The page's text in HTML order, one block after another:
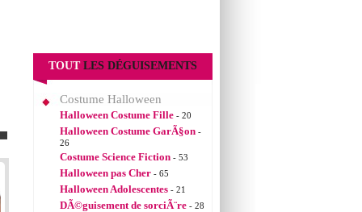
TOUT LES DÉGUISEMENTS
Costume Halloween
Halloween Costume Fille - 20
Halloween Costume GarÃ§on -
26
Costume Science Fiction - 53
Halloween pas Cher - 65
Halloween Adolescentes - 21
DÃ©guisement de sorciÃ¨re - 28